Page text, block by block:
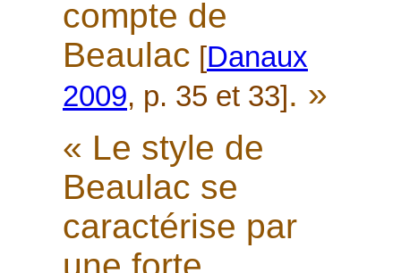
compte de
Beaulac [Danaux
2009, p. 35 et 33] . »
« Le style de
Beaulac se
caractérise par